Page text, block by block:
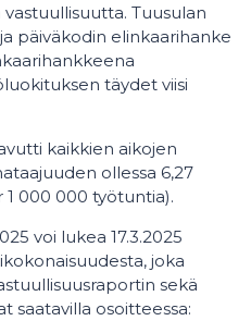
Tuusulan
päiväkodin elinkaarihanke
täydet viisi
kaikkien aikojen
ollessa 6,27
000 000 työtuntia).
voi lukea 17.3.2025
joka
sekä
saatavilla osoitteessa: